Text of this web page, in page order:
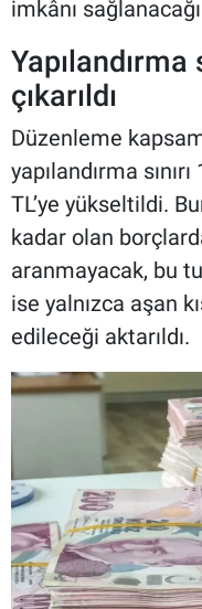
imkânı
Yapılandırma
çıkarıldı
Düzenleme
yapılandırma
TL’ye yükseltildi.
kadar olan
aranmayacak, bu
ise yalnızca aşan
edileceği aktarıldı.